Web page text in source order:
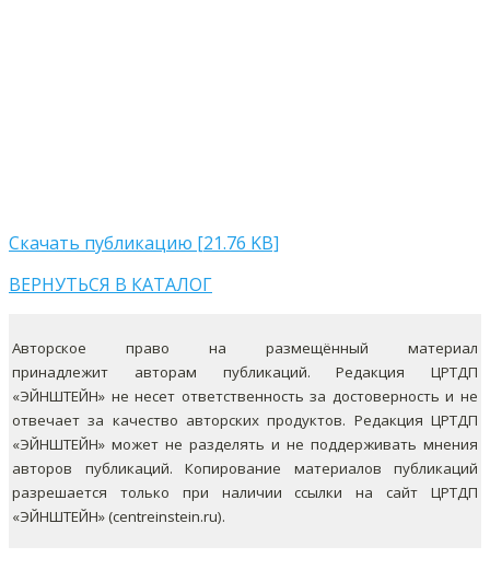
Скачать публикацию [21.76 KB]
ВЕРНУТЬСЯ В КАТАЛОГ
Авторское право на размещённый материал
принадлежит авторам публикаций. Редакция ЦРТДП
«ЭЙНШТЕЙН» не несет ответственность за достоверность и не
отвечает за качество авторских продуктов. Редакция ЦРТДП
«ЭЙНШТЕЙН» может не разделять и не поддерживать мнения
авторов публикаций. Копирование материалов публикаций
разрешается только при наличии ссылки на сайт ЦРТДП
«ЭЙНШТЕЙН» (centreinstein.ru).